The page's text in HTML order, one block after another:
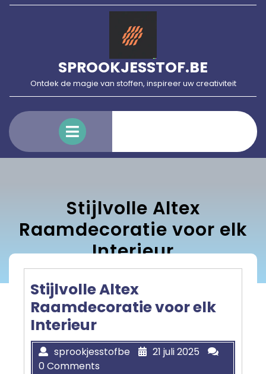
Skip
SPROOKJESSTOF.BE
Ontdek de magie van stoffen, inspireer uw creativiteit
Menu
Stijlvolle Altex
Raamdecoratie voor elk
Interieur
Stijlvolle Altex
Raamdecoratie voor elk
Interieur
sprookjesstofbe
21 juli 2025
0 Comments